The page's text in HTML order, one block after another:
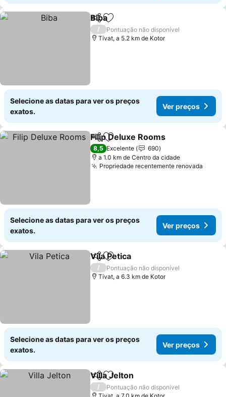
PartilharAdicionar aos favoritos
Biba
/
Pontuação não disponível
Tivat, a 5.2 km de Kotor
Selecione as datas para ver os preços
exatos.
Ver preços
PartilharAdicionar aos favoritos
Filip Deluxe Rooms
8,5 Excelente
690
a 1.0 km de Centro da cidade
Propriedade recentemente renovada
Selecione as datas para ver os preços
exatos.
Ver preços
PartilharAdicionar aos favoritos
Vila Petica
/
Pontuação não disponível
Tivat, a 6.3 km de Kotor
Selecione as datas para ver os preços
exatos.
Ver preços
PartilharAdicionar aos favoritos
Villa Jelton
/
Pontuação não disponível